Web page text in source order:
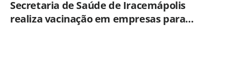
Secretaria de Saúde de Iracemápolis
realiza vacinação em empresas para